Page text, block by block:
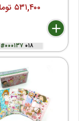
۵۳۱,۴۰۰ تومان
delete
remove
add
#۰۰۰۱۳۷۰۱۸